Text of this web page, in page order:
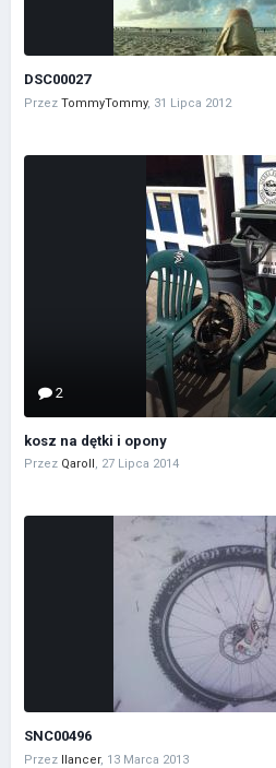
DSC00027
Przez TommyTommy, 31 Lipca 2012
2
kosz na dętki i opony
Przez Qaroll , 27 Lipca 2014
SNC00496
Przez llancer, 13 Marca 2013